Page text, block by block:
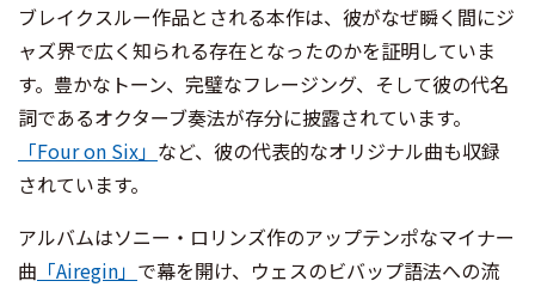
ブレイクスルー作品とされる本作は、彼がなぜ瞬く間にジ
ャズ界で広く知られる存在となったのかを証明していま
す。豊かなトーン、完璧なフレージング、そして彼の代名
詞であるオクターブ奏法が存分に披露されています。
「Four on Six」 など、彼の代表的なオリジナル曲も収録
されています。
アルバムはソニー・ロリンズ作のアップテンポなマイナー
曲 「Airegin」 で幕を開け、ウェスのビバップ語法への流